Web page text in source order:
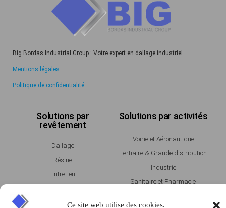
Ce site web utilise des cookies.
Big Bordas Industrial Group : Votre expert en dallage industriel
Mentions légales
Politique de confidentialité
Solutions par
revêtement
Dallage
Résine
Entretien
Solutions par activités
Voirie et Aéronautique
Tertiaire & Grande distribution
Industrie
Sanitaire et Pharmacie